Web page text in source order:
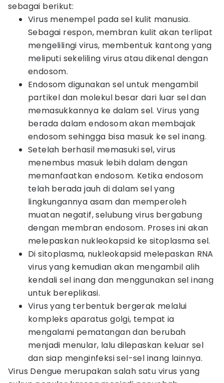
sebagai berikut:
Virus menempel pada sel kulit manusia.
Sebagai respon, membran kulit akan terlipat
mengelilingi virus, membentuk kantong yang
meliputi sekeliling virus atau dikenal dengan
endosom.
Endosom digunakan sel untuk mengambil
partikel dan molekul besar dari luar sel dan
memasukkannya ke dalam sel. Virus yang
berada dalam endosom akan membajak
endosom sehingga bisa masuk ke sel inang.
Setelah berhasil memasuki sel, virus
menembus masuk lebih dalam dengan
memanfaatkan endosom. Ketika endosom
telah berada jauh di dalam sel yang
lingkungannya asam dan memperoleh
muatan negatif, selubung virus bergabung
dengan membran endosom. Proses ini akan
melepaskan nukleokapsid ke sitoplasma sel.
Di sitoplasma, nukleokapsid melepaskan RNA
virus yang kemudian akan mengambil alih
kendali sel inang dan menggunakan sel inang
untuk bereplikasi.
Virus yang terbentuk bergerak melalui
kompleks aparatus golgi, tempat ia
mengalami pematangan dan berubah
menjadi menular, lalu dilepaskan keluar sel
dan siap menginfeksi sel-sel inang lainnya.
Virus Dengue merupakan salah satu virus yang